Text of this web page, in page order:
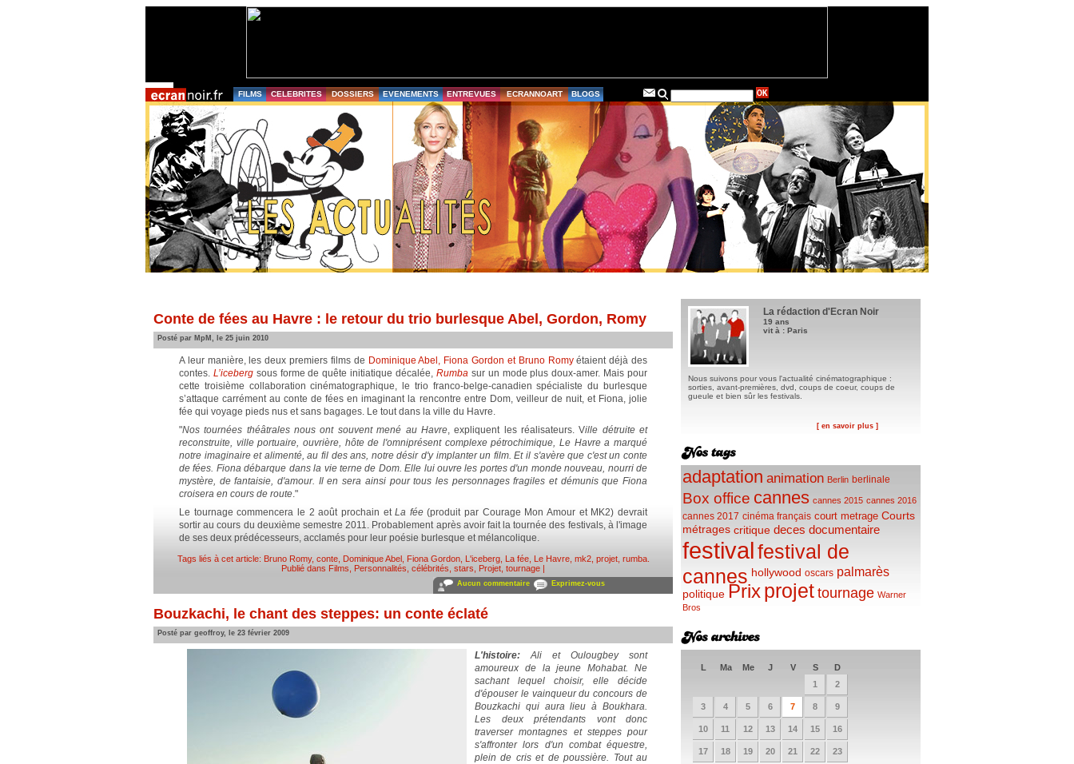
FILMS CELEBRITES DOSSIERS EVENEMENTS ENTREVUES ECRANNOART BLOGS
Conte de fées au Havre : le retour du trio burlesque Abel, Gordon, Romy
Posté par MpM, le 25 juin 2010
A leur manière, les deux premiers films de Dominique Abel, Fiona Gordon et Bruno Romyétaient déjà des
contes. L’icebergsous forme de quête initiatique décalée, Rumbasur un mode plus doux-amer. Mais pour
cette troisième collaboration cinématographique, le trio franco-belge-canadien spécialiste du burlesque
s’attaque carrément au conte de fées en imaginant la rencontre entre Dom, veilleur de nuit, et Fiona, jolie
fée qui voyage pieds nus et sans bagages. Le tout dans la ville du Havre.
"Nos tournées théâtrales nous ont souvent mené au Havre, expliquent les réalisateurs. Ville détruite et
reconstruite, ville portuaire, ouvrière, hôte de l'omniprésent complexe pétrochimique, Le Havre a marqué
notre imaginaire et alimenté, au fil des ans, notre désir d'y implanter un film. Et il s'avère que c'est un conte
de fées. Fiona débarque dans la vie terne de Dom. Elle lui ouvre les portes d'un monde nouveau, nourri de
mystère, de fantaisie, d'amour. Il en sera ainsi pour tous les personnages fragiles et démunis que Fiona
croisera en cours de route."
Le tournage commencera le 2 août prochain etLa fée(produit par Courage Mon Amour et MK2) devrait
sortir au cours du deuxième semestre 2011. Probablement après avoir fait la tournée des festivals, à l'image
de ses deux prédécesseurs, acclamés pour leur poésie burlesque et mélancolique.
Tags liés à cet article: Bruno Romy, conte, Dominique Abel, Fiona Gordon, L'iceberg, La fée, Le Havre, mk2, projet, rumba.
Publié dans Films Personnalités, célébrités, stars Projet, tournage |
Aucun commentaire Exprimez-vous
Bouzkachi, le chant des steppes: un conte éclaté
Posté par geoffroy, le 23 février 2009
L'histoire: Ali et Oulougbey sont
amoureux de la jeune Mohabat. Ne
sachant lequel choisir, elle décide
d'épouser le vainqueur du concours de
Bouzkachi qui aura lieu à Boukhara.
Les deux prétendants vont donc
traverser montagnes et steppes pour
s'affronter lors d'un combat équestre,
plein de cris et de poussière. Tout au
La rédaction d'Ecran Noir
19 ans
vit à : Paris
Nous suivons pour vous l'actualité cinématographique :
sorties, avant-premières, dvd, coups de coeur, coups de
gueule et bien sûr les festivals.
[ en savoir plus ]
adaptation animation Berlin berlinale
Box office cannes cannes 2015 cannes 2016
cannes 2017 cinéma français court metrage Courts
métrages critique deces documentaire
festivalfestival de
cannes hollywood oscars palmarès
politique Prixprojet tournage Warner
Bros
L Ma Me J V S
D
1
2
3 4 5 6 7 8 9
10 11 12 13 14 15 16
17 18 19 20 21 22 23